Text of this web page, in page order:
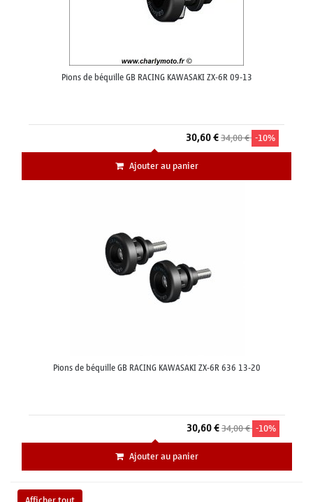
Pions de béquille GB RACING KAWASAKI ZX-6R 09-13
30,60 €34,00 € -10%
Ajouter au panier
Pions de béquille GB RACING KAWASAKI ZX-6R 636 13-20
30,60 €34,00 € -10%
Ajouter au panier